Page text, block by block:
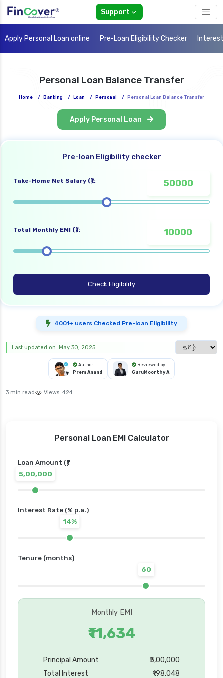
Support
Apply Personal Loan online Pre-Loan Eligibility Checker
Personal Loan Balance Transfer
Home / Banking / Loan / Personal / Personal Loan Balance Transfer
Apply Personal Loan
Pre-loan Eligibility checker
Take-Home Net Salary (₹):
Total Monthly EMI (₹):
Check Eligibility
4001+ users Checked Pre-loan Eligibility
Select
Last updated on: May 30, 2025
Author
Prem Anand
Reviewed by
GuruMoorthy A
3 min read Views: 424
Personal Loan EMI Calculator
Loan Amount (₹)
5,00,000
Interest Rate (% p.a.)
14%
Tenure (months)
60
Monthly EMI
₹11,634
Principal Amount
₹5,00,000
Total Interest
₹198,048